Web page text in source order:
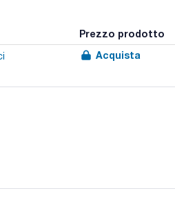
Prezzo prodotto
Acquista